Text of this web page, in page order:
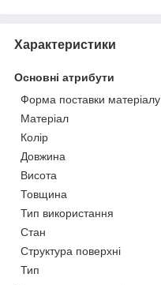
Характеристики
Основні атрибути
Форма поставки матеріалу
Матеріал
Колір
Довжина
Висота
Товщина
Тип використання
Стан
Структура поверхні
Тип